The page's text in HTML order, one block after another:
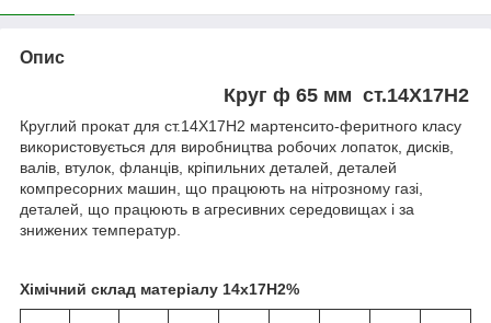
Опис
Круг ф 65 мм ст.14Х17Н2
Круглий прокат для ст.14Х17Н2 мартенсито-феритного класу
використовується для виробництва робочих лопаток, дисків,
валів, втулок, фланців, кріпильних деталей, деталей
компресорних машин, що працюють на нітрозному газі,
деталей, що працюють в агресивних середовищах і за
знижених температур.
Хімічний склад матеріалу 14х17Н2%